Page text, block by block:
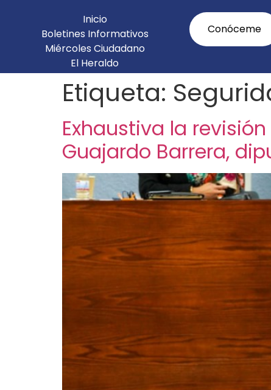
Inicio
Boletines Informativos
Miércoles Ciudadano
El Heraldo
Agenda Legislativa
Conóceme
Etiqueta:
Exhaustiva la
Guajardo Barrera,